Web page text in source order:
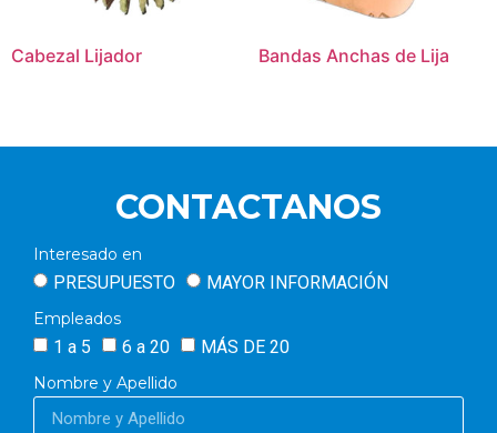
Cabezal Lijador Bandas Anchas de Lija
CONTACTANOS
Interesado en
PRESUPUESTO MAYOR INFORMACIÓN
Empleados
1 a 5 6 a 20 MÁS DE 20
Nombre y Apellido